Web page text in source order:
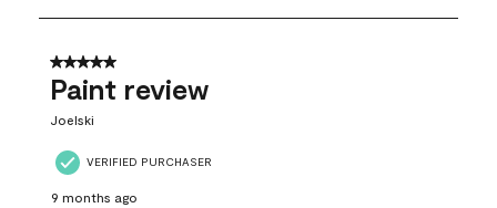
5
10
Reviews
5 out of 5 stars.
Paint review
Joelski
VERIFIED PURCHASER
9 months ago